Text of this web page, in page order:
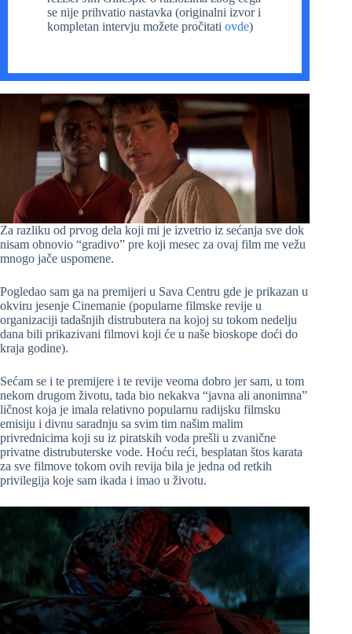
se nije prihvatio nastavka (originalni izvor i
kompletan intervju možete pročitati ovde)
Za razliku od prvog dela koji mi je izvetrio iz sećanja sve dok
nisam obnovio “gradivo” pre koji mesec za ovaj film me vežu
mnogo jače uspomene.
Pogledao sam ga na premijeri u Sava Centru gde je prikazan u
okviru jesenje Cinemanie (popularne filmske revije u
organizaciji tadašnjih distrubutera na kojoj su tokom nedelju
dana bili prikazivani filmovi koji će u naše bioskope doći do
kraja godine).
Sećam se i te premijere i te revije veoma dobro jer sam, u tom
nekom drugom životu, tada bio nekakva “javna ali anonimna”
ličnost koja je imala relativno popularnu radijsku filmsku
emisiju i divnu saradnju sa svim tim našim malim
privrednicima koji su iz piratskih voda prešli u zvanične
privatne distrubuterske vode. Hoću reći, besplatan štos karata
za sve filmove tokom ovih revija bila je jedna od retkih
privilegija koje sam ikada i imao u životu.